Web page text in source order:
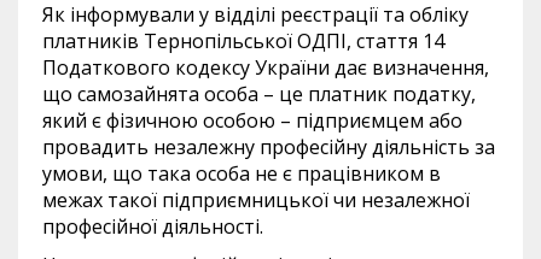
Як інформували у відділі реєстрації та обліку
платників Тернопільської ОДПІ, стаття 14
Податкового кодексу України дає визначення,
що самозайнята особа – це платник податку,
який є фізичною особою – підприємцем або
провадить незалежну професійну діяльність за
умови, що така особа не є працівником в
межах такої підприємницької чи незалежної
професійної діяльності.